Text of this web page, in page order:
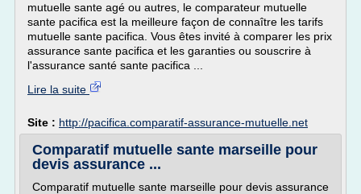
mutuelle sante agé ou autres, le comparateur mutuelle
sante pacifica est la meilleure façon de connaître les tarifs
mutuelle sante pacifica. Vous êtes invité à comparer les prix
assurance sante pacifica et les garanties ou souscrire à
l'assurance santé sante pacifica ...
Lire la suite
Site : http://pacifica.comparatif-assurance-mutuelle.net
Comparatif mutuelle sante marseille pour
devis assurance ...
Comparatif mutuelle sante marseille pour devis assurance